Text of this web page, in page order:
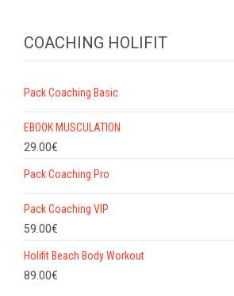
COACHING HOLIFIT
Pack Coaching Basic
EBOOK MUSCULATION
29.00€
Pack Coaching Pro
Pack Coaching VIP
59.00€
Holifit Beach Body Workout
89.00€